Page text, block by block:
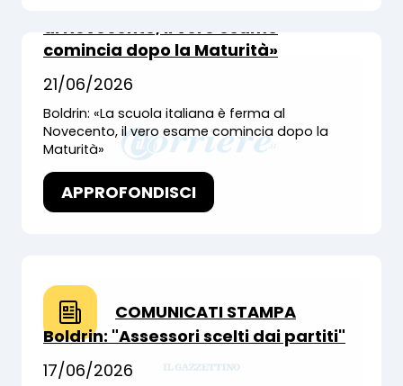
al Novecento, il vero esame
comincia dopo la Maturità»
21/06/2026
Boldrin: «La scuola italiana è ferma al
Novecento, il vero esame comincia dopo la
Maturità»
APPROFONDISCI
COMUNICATI STAMPA
Boldrin: "Assessori scelti dai partiti"
17/06/2026